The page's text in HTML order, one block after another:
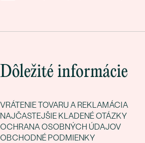
Dôležité informácie
VRÁTENIE TOVARU A REKLAMÁCIA
NAJČASTEJŠIE KLADENÉ OTÁZKY
OCHRANA OSOBNÝCH ÚDAJOV
OBCHODNÉ PODMIENKY